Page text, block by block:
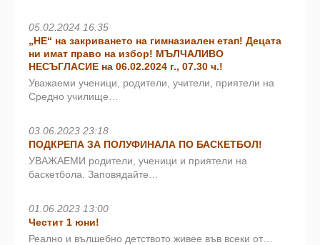
05.02.2024 16:35
„НЕ“ на закриването на гимназиален етап! Децата
ни имат право на избор! МЪЛЧАЛИВО
НЕСЪГЛАСИЕ на 06.02.2024 г., 07.30 ч.!
Уважаеми ученици, родители, учители, приятели на
Средно училище…
03.06.2023 23:18
ПОДКРЕПА ЗА ПОЛУФИНАЛА ПО БАСКЕТБОЛ!
УВАЖАЕМИ родители, ученици и приятели на
баскетбола. Заповядайте…
01.06.2023 13:00
Честит 1 юни!
Реално и вълшебно детството живее във всеки от…